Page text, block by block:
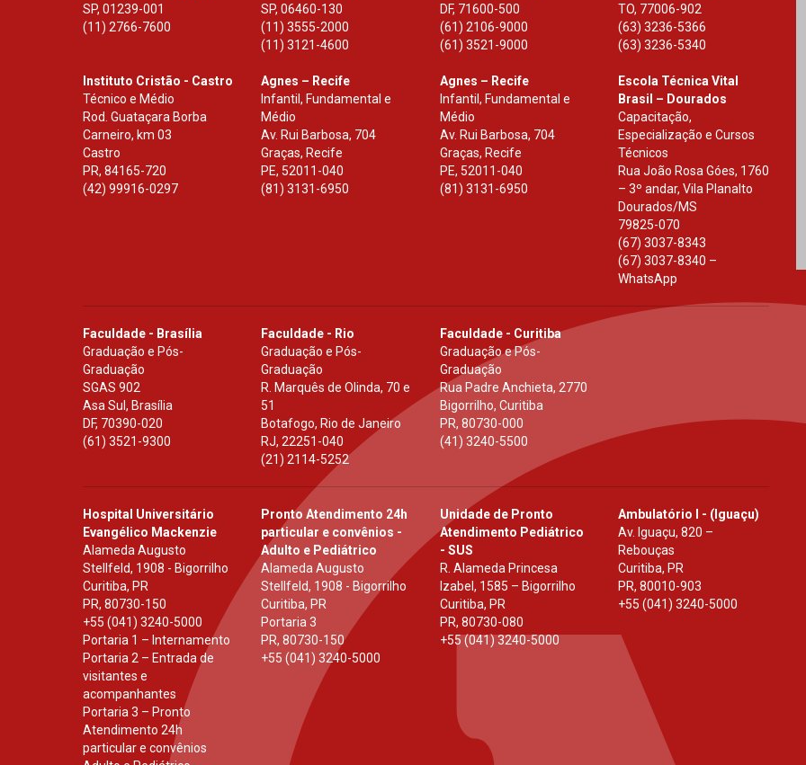
SP, 01239-001
(11) 2766-7600
SP,06460-130
(11) 3555-2000
(11) 3121-4600
DF, 71600-500
(61) 2106-9000
(61) 3521-9000
TO, 77006-902
(63) 3236-5366
(63) 3236-5340
Instituto Cristão - Castro
Técnico e Médio
Rod. Guataçara Borba
Carneiro, km 03
Castro
PR, 84165-720
(42) 99916-0297
Agnes – Recife
Infantil, Fundamental e
Médio
Av. Rui Barbosa, 704
Graças, Recife
PE, 52011-040
(81) 3131-6950
Agnes – Recife
Infantil, Fundamental e
Médio
Av. Rui Barbosa, 704
Graças, Recife
PE, 52011-040
(81) 3131-6950
Escola Técnica Vital
Brasil – Dourados
Capacitação,
Especialização e Cursos
Técnicos
Rua João Rosa Góes, 1760
– 3º andar, Vila Planalto
Dourados/MS
79825-070
(67) 3037-8343
(67) 3037-8340 –
WhatsApp
Faculdade - Brasília
Graduação e Pós-
Graduação
SGAS 902
Asa Sul, Brasília
DF, 70390-020
(61) 3521-9300
Faculdade - Rio
Graduação e Pós-
Graduação
R. Marquês de Olinda, 70 e
51
Botafogo, Rio de Janeiro
RJ,22251-040
(21) 2114-5252
Faculdade - Curitiba
Graduação e Pós-
Graduação
Rua Padre Anchieta, 2770
Bigorrilho, Curitiba
PR, 80730-000
(41) 3240-5500
Hospital Universitário
Evangélico Mackenzie
Alameda Augusto
Stellfeld, 1908 - Bigorrilho
Curitiba, PR
PR, 80730-150
+55 (041) 3240-5000
Portaria 1 – Internamento
Portaria 2 – Entrada de
visitantes e
acompanhantes
Portaria 3 – Pronto
Atendimento 24h
particular e convênios
Pronto Atendimento 24h
particular e convênios -
Adulto e Pediátrico
Alameda Augusto
Stellfeld, 1908 - Bigorrilho
Curitiba, PR
Portaria 3
PR,80730-150
+55 (041) 3240-5000
Unidade de Pronto
Atendimento Pediátrico
- SUS
R. Alameda Princesa
Izabel, 1585 – Bigorrilho
Curitiba, PR
PR, 80730-080
+55 (041) 3240-5000
Ambulatório I - (Iguaçu)
Av. Iguaçu, 820 –
Rebouças
Curitiba, PR
PR, 80010-903
+55 (041) 3240-5000